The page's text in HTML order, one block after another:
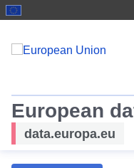
European
data.europa.eu